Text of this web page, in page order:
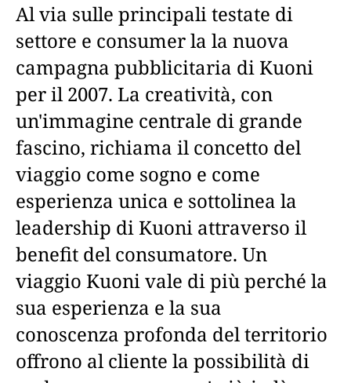
Al via sulle principali testate di
settore e consumer la la nuova
campagna pubblicitaria di Kuoni
per il 2007. La creatività, con
un'immagine centrale di grande
fascino, richiama il concetto del
viaggio come sogno e come
esperienza unica e sottolinea la
leadership di Kuoni attraverso il
benefit del consumatore. Un
viaggio Kuoni vale di più perché la
sua esperienza e la sua
conoscenza profonda del territorio
offrono al cliente la possibilità di